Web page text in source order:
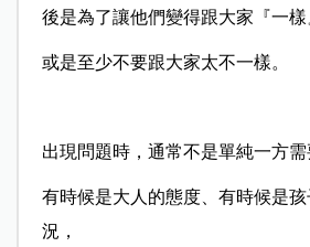
後是為了讓他們變得跟大家『一樣
或是至少不要跟大家太不一樣。
出現問題時，通常不是單純一方需
有時候是大人的態度、有時候是
況，